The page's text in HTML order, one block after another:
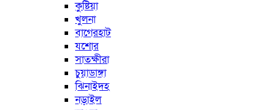
কুষ্টিয়া
খুলনা
বাগেরহাট
যশোর
সাতক্ষীরা
চুয়াডাঙ্গা
ঝিনাইদহ
নড়াইল